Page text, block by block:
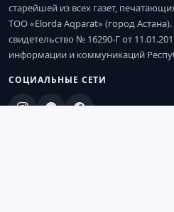
старейшей из всех газет,
ТОО «Elorda Aqparat» (город
свидетельство № 16290-Г от
информации и коммуникаций
СОЦИАЛЬНЫЕ СЕТИ